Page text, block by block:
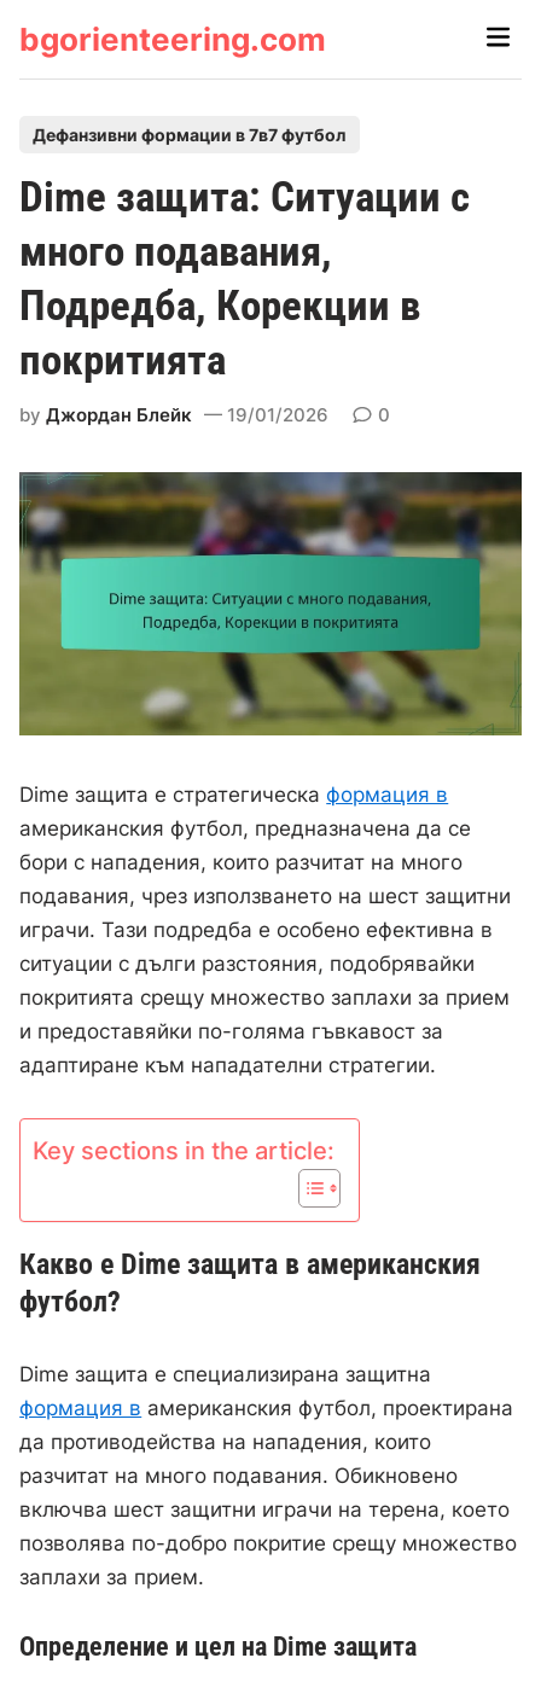
bgorienteering.com
Main
s
e
d
n
Дефанзивни формации в 7в7 футбол
Dime защита: Ситуации с
много подавания,
Подредба, Корекции в
покритията
byДжордан Блейк 19/01/2026 0
Dime защита е стратегическаформация в
американския футбол, предназначена да се
бори с нападения, които разчитат на много
подавания, чрез използването на шест защитни
играчи. Тази подредба е особено ефективна в
ситуации с дълги разстояния, подобрявайки
покритията срещу множество заплахи за прием
и предоставяйки по-голяма гъвкавост за
адаптиране към нападателни стратегии.
Key sections in the article:
Какво е Dime защита в американския
футбол?
Dime защита е специализирана защитна
формация в американския футбол, проектирана
да противодейства на нападения, които
разчитат на много подавания. Обикновено
включва шест защитни играчи на терена, което
позволява по-добро покритие срещу множество
заплахи за прием.
Определение и цел на Dime защита